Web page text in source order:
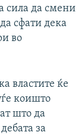
сила да смени
сфати дека
во
властите ќе
коишто
што да
за